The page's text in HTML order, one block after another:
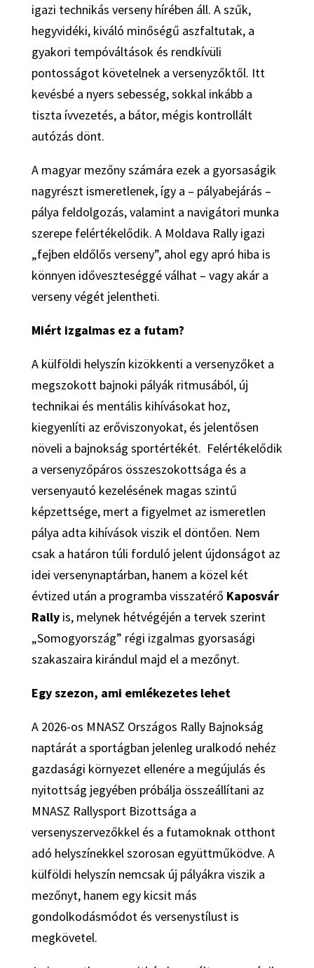
igazi technikás verseny hírében áll. A szűk,
hegyvidéki, kiváló minőségű aszfaltutak, a
gyakori tempóváltások és rendkívüli
pontosságot követelnek a versenyzőktől. Itt
kevésbé a nyers sebesség, sokkal inkább a
tiszta ívvezetés, a bátor, mégis kontrollált
autózás dönt.
A magyar mezőny számára ezek a gyorsaságik
nagyrészt ismeretlenek, így a – pályabejárás –
pálya feldolgozás, valamint a navigátori munka
szerepe felértékelődik. A Moldava Rally igazi
„fejben eldőlős verseny”, ahol egy apró hiba is
könnyen időveszteséggé válhat – vagy akár a
verseny végét jelentheti.
Miért izgalmas ez a futam?
A külföldi helyszín kizökkenti a versenyzőket a
megszokott bajnoki pályák ritmusából, új
technikai és mentális kihívásokat hoz,
kiegyenlíti az erőviszonyokat, és jelentősen
növeli a bajnokság sportértékét. Felértékelődik
a versenyzőpáros összeszokottsága és a
versenyautó kezelésének magas szintű
képzettsége, mert a figyelmet az ismeretlen
pálya adta kihívások viszik el döntően. Nem
csak a határon túli forduló jelent újdonságot az
idei versenynaptárban, hanem a közel két
évtized után a programba visszatérő Kaposvár
Rallyis, melynek hétvégéjén a tervek szerint
„Somogyország” régi izgalmas gyorsasági
szakaszaira kirándul majd el a mezőnyt.
Egy szezon, ami emlékezetes lehet
A 2026-os MNASZ Országos Rally Bajnokság
naptárát a sportágban jelenleg uralkodó nehéz
gazdasági környezet ellenére a megújulás és
nyitottság jegyében próbálja összeállítani az
MNASZ Rallysport Bizottsága a
versenyszervezőkkel és a futamoknak otthont
adó helyszínekkel szorosan együttműködve. A
külföldi helyszín nemcsak új pályákra viszik a
mezőnyt, hanem egy kicsit más
gondolkodásmódot és versenystílust is
megkövetel.